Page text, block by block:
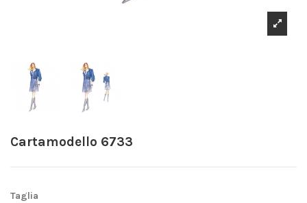
Cartamodello 6733
Taglia